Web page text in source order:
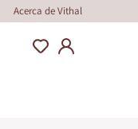
Acerca de Vithal